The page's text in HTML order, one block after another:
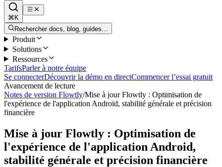
⌘K
Rechercher docs, blog, guides…
Produit
Solutions
Ressources
TarifsParler à notre équipe
Se connecterDécouvrir la démo en directCommencer l’essai gratuit
Avancement de lecture
Notes de version Flowtly/Mise à jour Flowtly : Optimisation de
l'expérience de l'application Android, stabilité générale et précision
financière
Mise à jour Flowtly : Optimisation de
l'expérience de l'application Android,
stabilité générale et précision financière